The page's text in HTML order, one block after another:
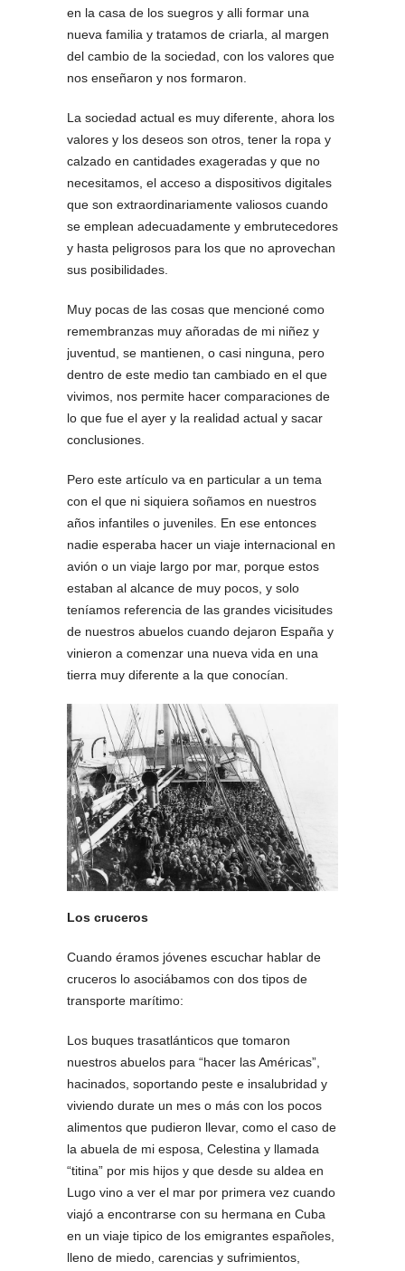
en la casa de los suegros y alli formar una
nueva familia y tratamos de criarla, al margen
del cambio de la sociedad, con los valores que
nos enseñaron y nos formaron.
La sociedad actual es muy diferente, ahora los
valores y los deseos son otros, tener la ropa y
calzado en cantidades exageradas y que no
necesitamos, el acceso a dispositivos digitales
que son extraordinariamente valiosos cuando
se emplean adecuadamente y embrutecedores
y hasta peligrosos para los que no aprovechan
sus posibilidades.
Muy pocas de las cosas que mencioné como
remembranzas muy añoradas de mi niñez y
juventud, se mantienen, o casi ninguna, pero
dentro de este medio tan cambiado en el que
vivimos, nos permite hacer comparaciones de
lo que fue el ayer y la realidad actual y sacar
conclusiones.
Pero este artículo va en particular a un tema
con el que ni siquiera soñamos en nuestros
años infantiles o juveniles. En ese entonces
nadie esperaba hacer un viaje internacional en
avión o un viaje largo por mar, porque estos
estaban al alcance de muy pocos, y solo
teníamos referencia de las grandes vicisitudes
de nuestros abuelos cuando dejaron España y
vinieron a comenzar una nueva vida en una
tierra muy diferente a la que conocían.
Los cruceros
Cuando éramos jóvenes escuchar hablar de
cruceros lo asociábamos con dos tipos de
transporte marítimo:
Los buques trasatlánticos que tomaron
nuestros abuelos para “hacer las Américas”,
hacinados, soportando peste e insalubridad y
viviendo durate un mes o más con los pocos
alimentos que pudieron llevar, como el caso de
la abuela de mi esposa, Celestina y llamada
“titina” por mis hijos y que desde su aldea en
Lugo vino a ver el mar por primera vez cuando
viajó a encontrarse con su hermana en Cuba
en un viaje tipico de los emigrantes españoles,
lleno de miedo, carencias y sufrimientos,